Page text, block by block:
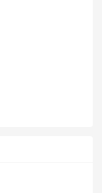
ように作られる